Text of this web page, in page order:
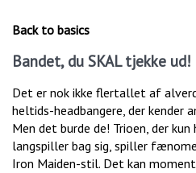
Back to basics
Bandet, du SKAL tjekke ud!
Det er nok ikke flertallet af
heltids-headbangere, der kender
Men det burde de! Trioen, der
langspiller bag sig, spiller
Iron Maiden-stil. Det kan